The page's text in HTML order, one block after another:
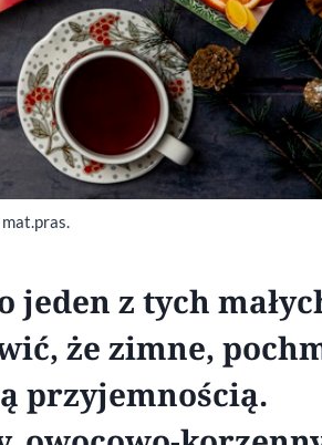
z tych
że zimne,
przyjemnością.